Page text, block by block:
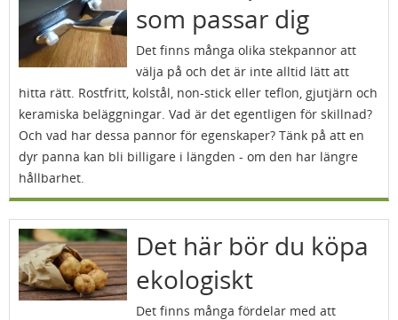
som passar dig
Det finns många olika stekpannor att
välja på och det är inte alltid lätt att
hitta rätt. Rostfritt, kolstål, non-stick eller teflon, gjutjärn och
keramiska beläggningar. Vad är det egentligen för skillnad?
Och vad har dessa pannor för egenskaper? Tänk på att en
dyr panna kan bli billigare i längden - om den har längre
hållbarhet.
Det här bör du köpa
ekologiskt
Det finns många fördelar med att